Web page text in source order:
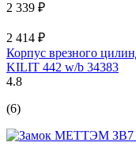
2 339 ₽
2 414 ₽
Корпус врезного
KILIT 442 w/b 34383
4.8
(6)